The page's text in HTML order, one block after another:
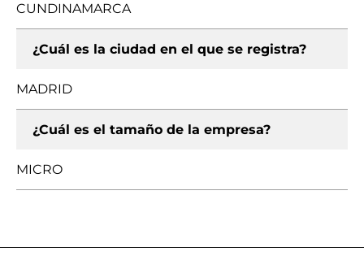
CUNDINAMARCA
¿Cuál es la ciudad en el que se registra?
MADRID
¿Cuál es el tamaño de la empresa?
MICRO